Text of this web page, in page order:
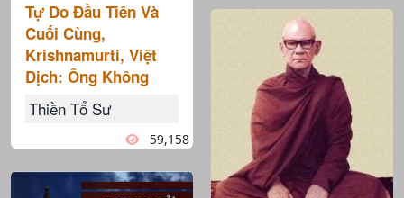
Tự Do Đầu Tiên Và
Cuối Cùng,
Krishnamurti, Việt
Dịch: Ông Không
Thiền Tổ Sư
59,158